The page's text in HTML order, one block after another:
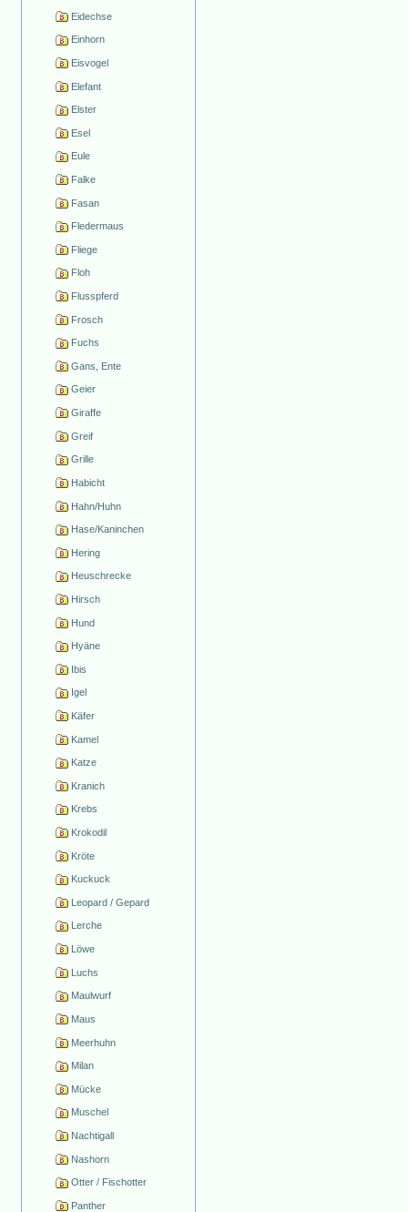
Eidechse
Einhorn
Eisvogel
Elefant
Elster
Esel
Eule
Falke
Fasan
Fledermaus
Fliege
Floh
Flusspferd
Frosch
Fuchs
Gans, Ente
Geier
Giraffe
Greif
Grille
Habicht
Hahn/Huhn
Hase/Kaninchen
Hering
Heuschrecke
Hirsch
Hund
Hyäne
Ibis
Igel
Käfer
Kamel
Katze
Kranich
Krebs
Krokodil
Kröte
Kuckuck
Leopard / Gepard
Lerche
Löwe
Luchs
Maulwurf
Maus
Meerhuhn
Milan
Mücke
Muschel
Nachtigall
Nashorn
Otter / Fischotter
Panther